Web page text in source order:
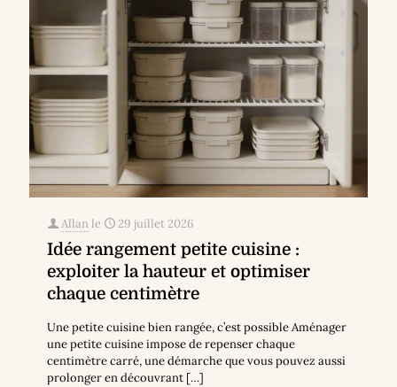
Allan le 29 juillet 2026
Idée rangement petite cuisine :
exploiter la hauteur et optimiser
chaque centimètre
Une petite cuisine bien rangée, c’est possible Aménager
une petite cuisine impose de repenser chaque
centimètre carré, une démarche que vous pouvez aussi
prolonger en découvrant […]